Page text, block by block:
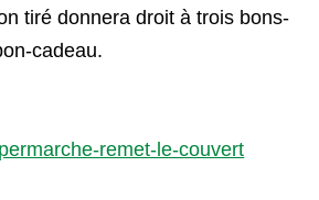
tiré donnera droit à trois bons-
cadeau.
remet-le-couvert